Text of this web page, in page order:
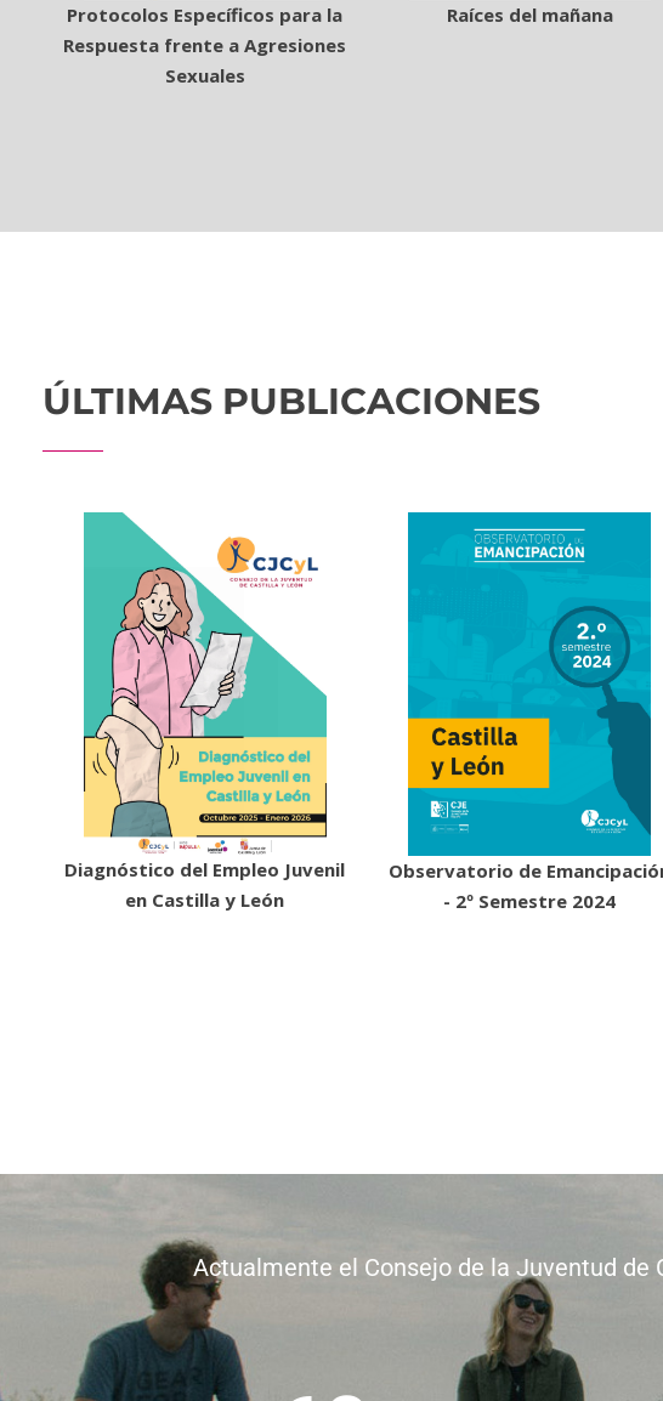
Protocolos Específicos para la
Respuesta frente a Agresiones
Sexuales
Raíces del mañana
ÚLTIMAS PUBLICACIONES
Diagnóstico del Empleo Juvenil
en Castilla y León
Observatorio de
- 2º Semestre 2024
Actualmente el Consejo de la Juventud